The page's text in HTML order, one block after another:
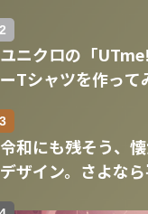
ユニクロの「
ーTシャツを作って
令和にも残そう、
デザイン。さよなら